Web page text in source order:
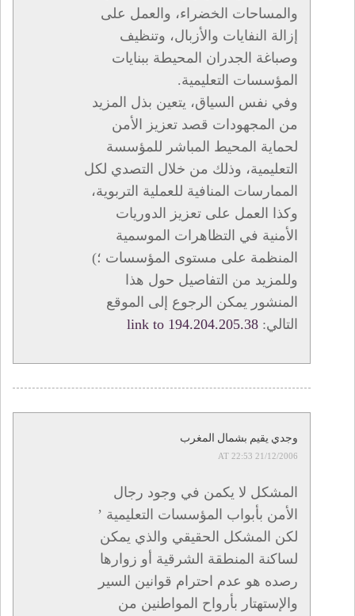
والمساحات الخضراء، والعمل على
إزالة النفايات والأزبال، وتنظيف
وصباغة الجدران المحيطة ببنايات
المؤسسات التعليمية.
وفي نفس السياق، يتعين بذل المزيد
من المجهودات قصد تعزيز الأمن
لحماية المحيط المباشر للمؤسسة
التعليمية، وذلك من خلال التصدي لكل
الممارسات المنافية للعملية التربوية،
وكذا العمل على تعزيز الدوريات
الأمنية في التظاهرات الموسمية
المنظمة على مستوى المؤسسات ؛)
وللمزيد من التفاصيل حول هذا
المنشور يمكن الرجوع إلى الموقع
التالي: link to 194.204.205.38
وجدي يقيم بشمال المغرب
21/12/2006 AT 22:53
المشكل لا يكمن في وجود رجال
الأمن بأبواب المؤسسات التعليمية ’
لكن المشكل الحقيقي والذي يمكن
لساكنة المنطقة الشرقية أو زوارها
رصده هو عدم احترام قوانين السير
والإستهتار بأرواح المواطنين من